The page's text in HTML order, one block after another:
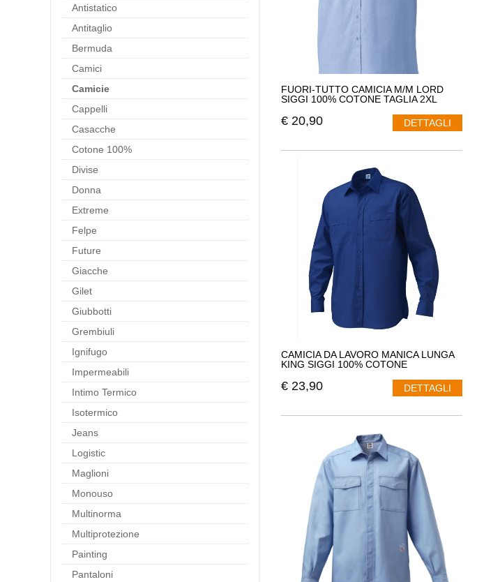
Antistatico
Antitaglio
Bermuda
Camici
Camicie
Cappelli
Casacche
Cotone 100%
Divise
Donna
Extreme
Felpe
Future
Giacche
Gilet
Giubbotti
Grembiuli
Ignifugo
Impermeabili
Intimo Termico
Isotermico
Jeans
Logistic
Maglioni
Monouso
Multinorma
Multiprotezione
Painting
Pantaloni
FUORI-TUTTO CAMICIA M/M LORD
SIGGI 100% COTONE TAGLIA 2XL
€ 20,90 DETTAGLI
CAMICIA DA LAVORO MANICA LUNGA
KING SIGGI 100% COTONE
€ 23,90 DETTAGLI